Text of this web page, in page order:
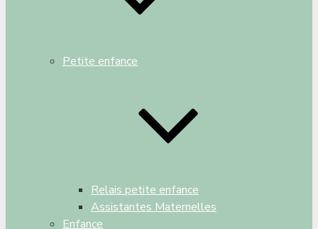
Petite enfance
Relais petite enfance
Assistantes Maternelles
Enfance